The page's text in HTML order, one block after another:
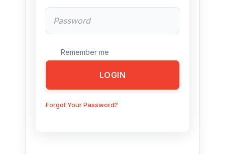
Remember me
LOGIN
Forgot Your Password?